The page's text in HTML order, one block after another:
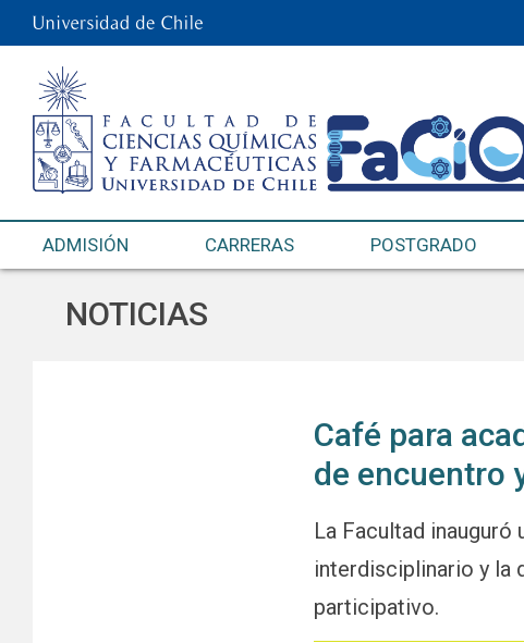
ADMISIÓN CARRERAS POSTGRADO
NOTICIAS
Café para
de encuentro
La Facultad
interdisciplinario y la
participativo.